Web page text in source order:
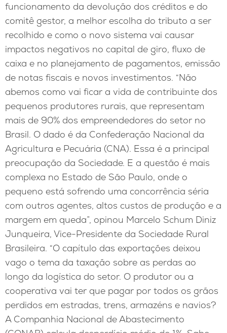
funcionamento da devolução dos créditos e do
comitê gestor, a melhor escolha do tributo a ser
recolhido e como o novo sistema vai causar
impactos negativos no capital de giro, fluxo de
caixa e no planejamento de pagamentos, emissão
de notas fiscais e novos investimentos. “Não
abemos como vai ficar a vida de contribuinte dos
pequenos produtores rurais, que representam
mais de 90% dos empreendedores do setor no
Brasil. O dado é da Confederação Nacional da
Agricultura e Pecuária (CNA). Essa é a principal
preocupação da Sociedade. E a questão é mais
complexa no Estado de São Paulo, onde o
pequeno está sofrendo uma concorrência séria
com outros agentes, altos custos de produção e a
margem em queda”, opinou Marcelo Schum Diniz
Junqueira, Vice-Presidente da Sociedade Rural
Brasileira. “O capítulo das exportações deixou
vago o tema da taxação sobre as perdas ao
longo da logística do setor. O produtor ou a
cooperativa vai ter que pagar por todos os grãos
perdidos em estradas, trens, armazéns e navios?
A Companhia Nacional de Abastecimento